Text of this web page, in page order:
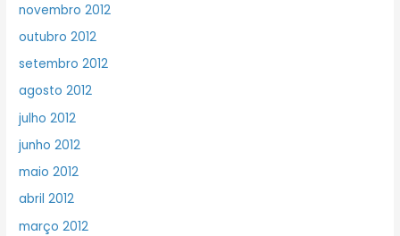
novembro 2012
outubro 2012
setembro 2012
agosto 2012
julho 2012
junho 2012
maio 2012
abril 2012
março 2012